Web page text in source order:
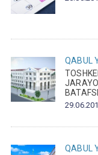
QABUL
BATAFSIL
QABUL